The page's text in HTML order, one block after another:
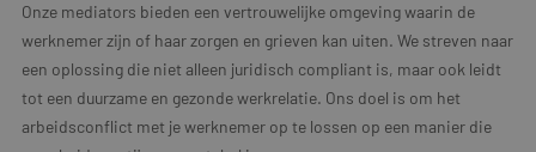
Onze mediators bieden een vertrouwelijke omgeving waarin de
werknemer zijn of haar zorgen en grieven kan uiten. We streven naar
een oplossing die niet alleen juridisch compliant is, maar ook leidt
tot een duurzame en gezonde werkrelatie. Ons doel is om het
arbeidsconflict met je werknemer op te lossen op een manier die